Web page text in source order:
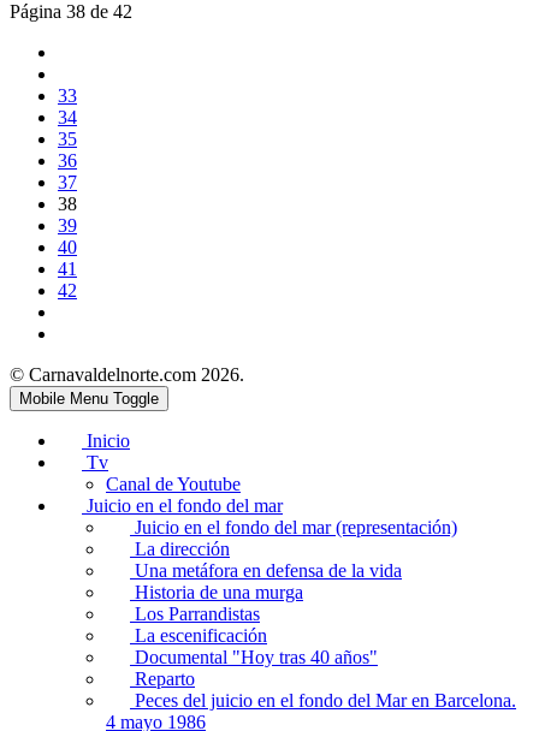
Página 38 de 42
33
34
35
36
37
38
39
40
41
42
© Carnavaldelnorte.com 2026.
Mobile Menu Toggle
Inicio
Tv
Canal de Youtube
Juicio en el fondo del mar
Juicio en el fondo del mar (representación)
La dirección
Una metáfora en defensa de la vida
Historia de una murga
Los Parrandistas
La escenificación
Documental "Hoy tras 40 años"
Reparto
Peces del juicio en el fondo del Mar en Barcelona.
4 mayo 1986